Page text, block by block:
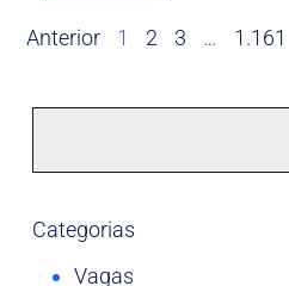
Anterior 1 2 3 … 1.161
Categorias
Vagas